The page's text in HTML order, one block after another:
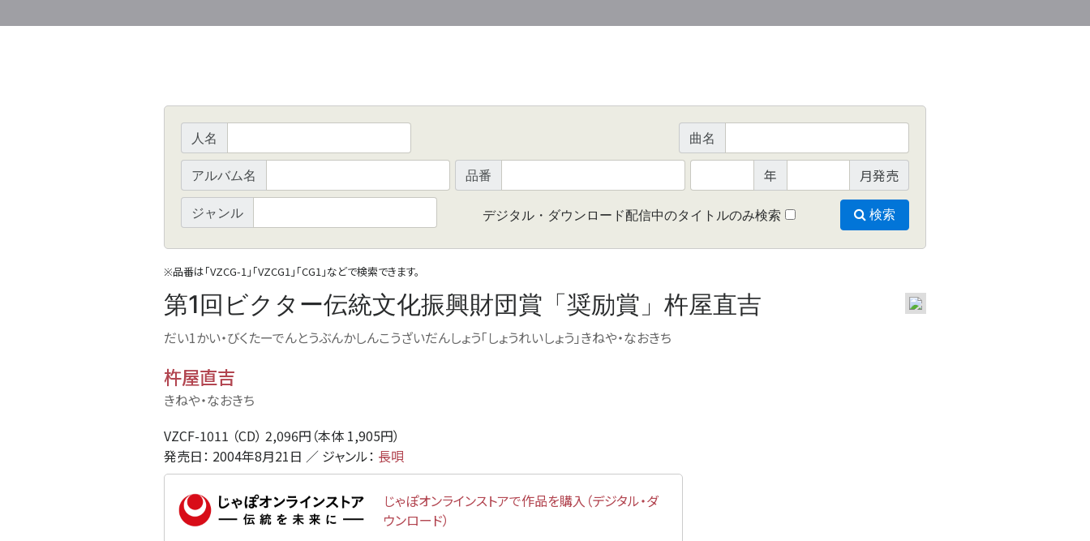
人名 曲名
アルバム名 品番 年 月発売
ジャンル デジタル・ダウンロード配信中のタイトルのみ検索 検索
※品番は「VZCG-1」「VZCG1」「CG1」などで検索できます。
第1回ビクター伝統文化振興財団賞「奨励賞」杵屋直吉
だい1かい・びくたーでんとうぶんかしんこうざいだんしょう「しょうれいしょう」きねや・なおきち
杵屋直吉
きねや・なおきち
VZCF-1011 （CD） 2,096円（本体 1,905円）
発売日： 2004年8月21日 ／ ジャンル： 長唄
じゃぽオンラインストアで作品を購入（デジタル・ダ
ウンロード）